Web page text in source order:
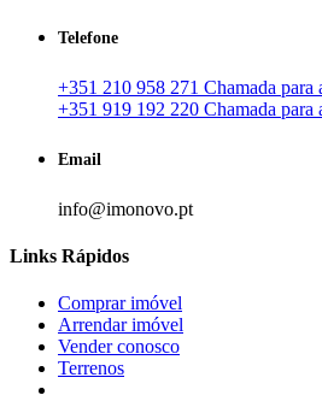
Telefone
+351 210 958 271 Chamada
+351 919 192 220 Chamada
Email
info@imonovo.pt
Links Rápidos
Comprar imóvel
Arrendar imóvel
Vender conosco
Terrenos